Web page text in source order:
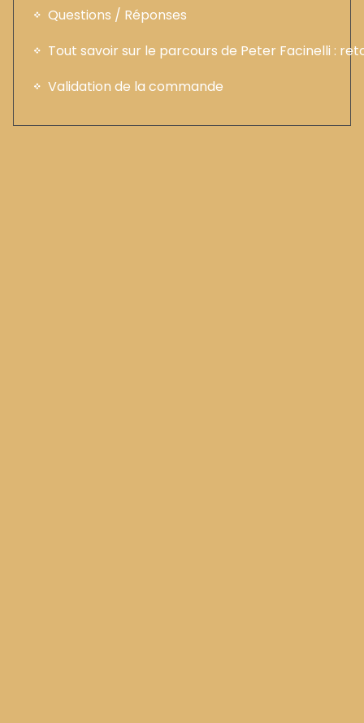
Questions / Réponses
Tout savoir sur le parcours de Peter Facinelli :
Validation de la commande